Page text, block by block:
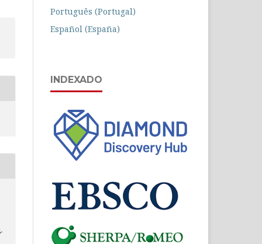
Português (Portugal)
Español (España)
INDEXADO